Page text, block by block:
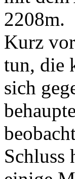
2208m.
Kurz
tun, die
sich
Schluss